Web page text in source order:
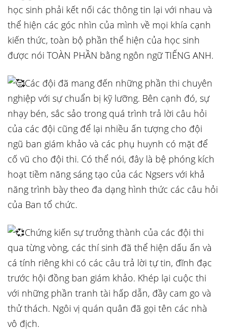
học sinh phải kết nối các thông tin lại với nhau và
thể hiện các góc nhìn của mình về mọi khía cạnh
kiến thức, toàn bộ phần thể hiện của học sinh
được nói TOÀN PHẦN bằng ngôn ngữ TIẾNG ANH.
Các đội đã mang đến những phần thi chuyên
nghiệp với sự chuẩn bị kỹ lưỡng. Bên cạnh đó, sự
nhạy bén, sắc sảo trong quá trình trả lời câu hỏi
của các đội cũng để lại nhiều ấn tượng cho đội
ngũ ban giám khảo và các phụ huynh có mặt để
cố vũ cho đội thi. Có thể nói, đây là bệ phóng kích
hoạt tiềm năng sáng tạo của các Ngsers với khả
năng trình bày theo đa dạng hình thức các câu hỏi
của Ban tổ chức.
Chứng kiến sự trưởng thành của các đội thi
qua từng vòng, các thí sinh đã thể hiện dấu ấn và
cá tính riêng khi có các câu trả lời tự tin, đĩnh đạc
trước hội đồng ban giám khảo. Khép lại cuộc thi
với những phần tranh tài hấp dẫn, đầy cam go và
thử thách. Ngôi vị quán quân đã gọi tên các nhà
vô địch.